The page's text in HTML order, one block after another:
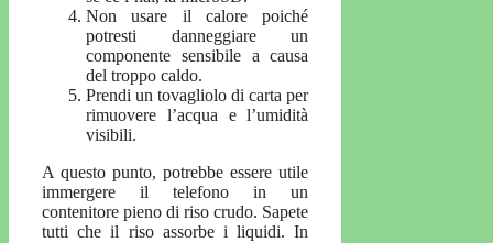
Non usare il calore poiché
potresti danneggiare un
componente sensibile a causa
del troppo caldo.
Prendi un tovagliolo di carta per
rimuovere l’acqua e l’umidità
visibili.
A questo punto, potrebbe essere utile
immergere il telefono in un
contenitore pieno di riso crudo. Sapete
tutti che il riso assorbe i liquidi. In